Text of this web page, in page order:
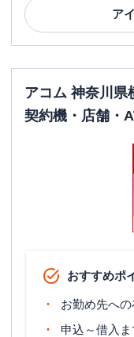
ア
アコム 神奈川県
契約機・店舗・
おすすめポ
お勤め先への
申込～借入